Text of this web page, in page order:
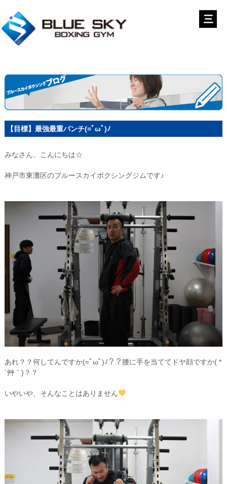
【目標】最強最重パンチ(=ﾟωﾟ)ﾉ
みなさん、こんにちは☆
神戸市東灘区のブルースカイボクシングジムです♪
あれ？？何してんですか(=ﾟωﾟ)ﾉ？？腰に手を当ててドヤ顔ですか( *
´艸｀)？？
いやいや、そんなことはありません